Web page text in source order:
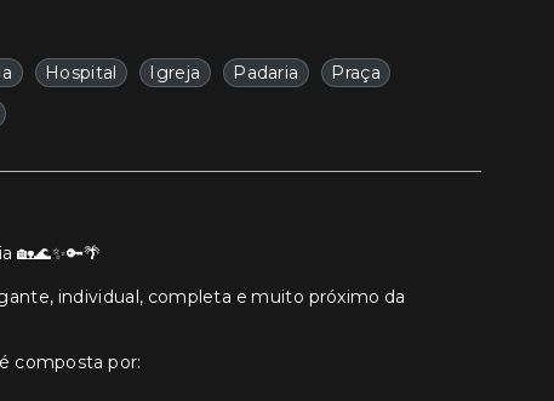
Hospital Igreja Padaria
Praça
🏡🌊✨🔑🌴
individual, completa e muito próximo da
composta por: